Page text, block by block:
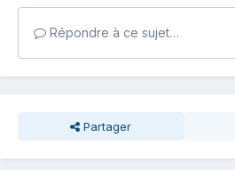
Répondre à ce sujet…
Partager